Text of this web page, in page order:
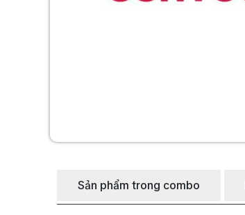
Sản phẩm trong combo